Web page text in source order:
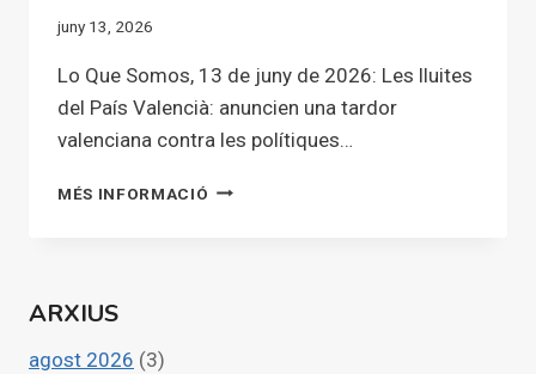
juny 13, 2026
Lo Que Somos, 13 de juny de 2026: Les lluites
del País Valencià: anuncien una tardor
valenciana contra les polítiques…
MÉS INFORMACIÓ LES
ARXIUS
agost 2026 (3)